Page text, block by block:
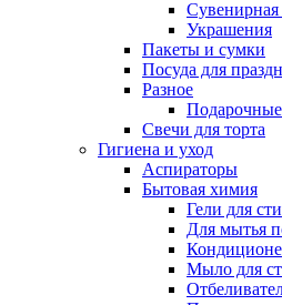
Украшения
Пакеты и сумки
Посуда для
Разное
Свечи для торта
Гигиена и уход
Аспираторы
Бытовая химия
Гели для
Для мытья
Мыло для